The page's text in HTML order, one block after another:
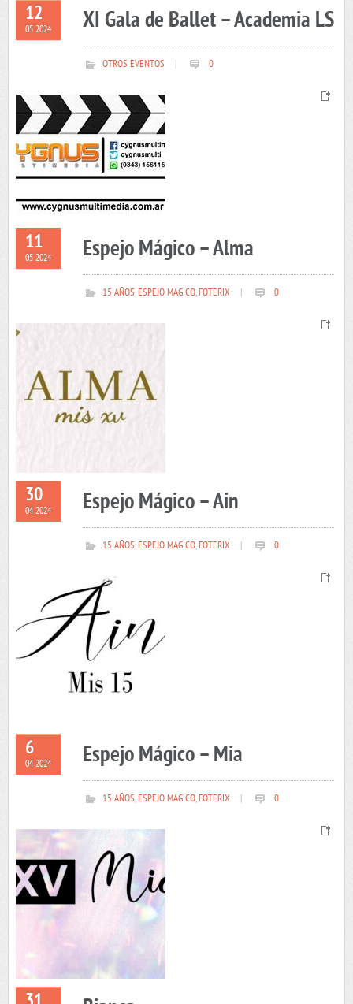
12
05 2024 XI Gala de Ballet – Academia LS
OTROS EVENTOS 0
11
05 2024 Espejo Mágico – Alma
15 AÑOS,ESPEJO MAGICO,FOTERIX 0
30
04 2024 Espejo Mágico – Ain
15 AÑOS,ESPEJO MAGICO,FOTERIX 0
6
04 2024 Espejo Mágico – Mia
15 AÑOS,ESPEJO MAGICO,FOTERIX 0